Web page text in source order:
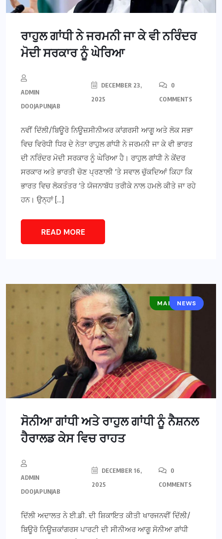
ਰਾਹੁਲ ਗਾਂਧੀ ਨੇ ਜਰਮਨੀ ਜਾ ਕੇ ਵੀ ਨਰਿੰਦਰ
ਮੋਦੀ ਸਰਕਾਰ ਨੂੰ ਘੇਰਿਆ
ADMIN
DOOJAPUNJAB
DECEMBER 23,
2025
0
COMMENTS
ਨਵੀਂ ਦਿੱਲੀ/ਬਿਊਰੋ ਨਿਊਜ਼ਸੀਨੀਅਰ ਕਾਂਗਰਸੀ ਆਗੂ ਅਤੇ ਲੋਕ ਸਭਾ
ਵਿਚ ਵਿਰੋਧੀ ਧਿਰ ਦੇ ਨੇਤਾ ਰਾਹੁਲ ਗਾਂਧੀ ਨੇ ਜਰਮਨੀ ਜਾ ਕੇ ਵੀ ਭਾਰਤ
ਦੀ ਨਰਿੰਦਰ ਮੋਦੀ ਸਰਕਾਰ ਨੂੰ ਘੇਰਿਆ ਹੈ। ਰਾਹੁਲ ਗਾਂਧੀ ਨੇ ਕੇਂਦਰ
ਸਰਕਾਰ ਅਤੇ ਭਾਰਤੀ ਚੋਣ ਪ੍ਰਣਾਲੀ ’ਤੇ ਸਵਾਲ ਚੁੱਕਦਿਆਂ ਕਿਹਾ ਕਿ
ਭਾਰਤ ਵਿਚ ਲੋਕਤੰਤਰ ’ਤੇ ਯੋਜਨਾਬੱਧ ਤਰੀਕੇ ਨਾਲ ਹਮਲੇ ਕੀਤੇ ਜਾ ਰਹੇ
ਹਨ। ਉਨ੍ਹਾਂ […]
READ MORE
MAIN NEWS
NEWS
ਸੋਨੀਆ ਗਾਂਧੀ ਅਤੇ ਰਾਹੁਲ ਗਾਂਧੀ ਨੂੰ ਨੈਸ਼ਨਲ
ਹੈਰਾਲਡ ਕੇਸ ਵਿਚ ਰਾਹਤ
ADMIN
DOOJAPUNJAB
DECEMBER 16,
2025
0
COMMENTS
ਦਿੱਲੀ ਅਦਾਲਤ ਨੇ ਈ.ਡੀ. ਦੀ ਸ਼ਿਕਾਇਤ ਕੀਤੀ ਖਾਰਜਨਵੀਂ ਦਿੱਲੀ/
ਬਿਊਰੋ ਨਿਊਜ਼ਕਾਂਗਰਸ ਪਾਰਟੀ ਦੀ ਸੀਨੀਅਰ ਆਗੂ ਸੋਨੀਆ ਗਾਂਧੀ